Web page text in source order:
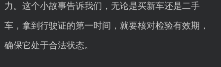
力。这个小故事告诉我们，无论是买新车还是二手
车，拿到行驶证的第一时间，就要核对检验有效期，
确保它处于合法状态。